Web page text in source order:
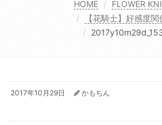
HOME
FLOWER
【花騎士】好感度関
2017年10月29日 かもちん